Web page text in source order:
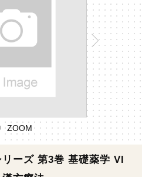
ZOOM
ーズ 第3巻 基礎薬学 VI